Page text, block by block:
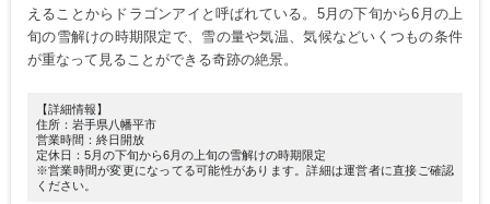
えることからドラゴンアイと呼ばれている。5月の下旬から6月の上
旬の雪解けの時期限定で、雪の量や気温、気候などいくつもの条件
が重なって見ることができる奇跡の絶景。
【詳細情報】
住所：岩手県八幡平市
営業時間：終日開放
定休日：5月の下旬から6月の上旬の雪解けの時期限定
※営業時間が変更になってる可能性があります。詳細は運営者に直接ご確認
ください。